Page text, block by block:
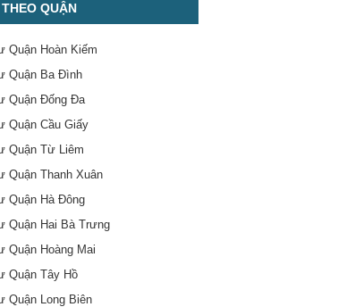
QUẬN
Quận Hoàn Kiếm
Quận Ba Đình
Quận Đống Đa
Quận Cầu Giấy
Quận Từ Liêm
Quận Thanh Xuân
Quận Hà Đông
Quận Hai Bà Trưng
Quận Hoàng Mai
Quận Tây Hồ
Quận Long Biên